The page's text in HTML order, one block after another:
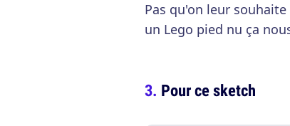
Pas qu'on leur
un Lego pied nu ça
Pour ce sketch